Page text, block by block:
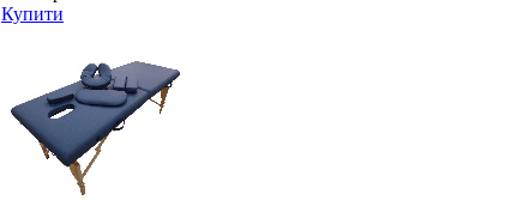
Купити